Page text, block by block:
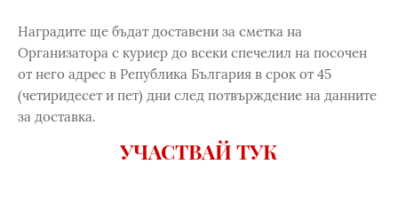
Наградите ще бъдат доставени за сметка на
Организатора с куриер до всеки спечелил на посочен
от него адрес в Република България в срок от 45
(четиридесет и пет) дни след потвърждение на данните
за доставка.
УЧАСТВАЙ ТУК